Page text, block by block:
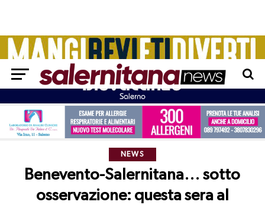
NEWS
Benevento-Salernitana… sotto
osservazione: questa sera al